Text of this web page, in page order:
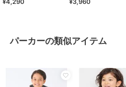
160cm 170cmの豊富な6サイズ展開です
そんな微妙な時期のお子様に対応する
通学・入学式・卒業式・野外活動・部
け・遊び・自転車・キャンプ・アウトド
パーカーの類似アイテム